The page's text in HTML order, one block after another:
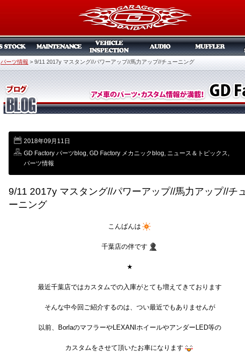
パーツ情報 > 9/11 2017y マスタング//パワーアップ//馬力アップ//チューニング
2018年09月11日
GD Factory パーツblog, GD Factory メカニックblog, ニュース＆トピックス,
パーツ情報
9/11 2017y マスタング//パワーアップ//馬力アップ//チュ
ーニング
こんばんは
千葉店の伴です
★
最近千葉店ではカスタムでの入庫がとても増えてきております
そんな中今回ご紹介するのは、つい最近でもありませんが
以前、BorlaのマフラーやLEXANIホイールやアンダーLED等の
カスタムをさせて頂いたお車になります